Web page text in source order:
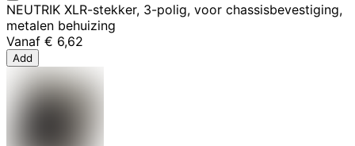
NEUTRIK XLR-stekker, 3-polig, voor chassisbevestiging,
metalen behuizing
Vanaf € 6,62
Add